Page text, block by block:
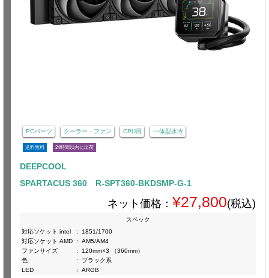
PCパーツ クーラー・ファン CPU用 一体型水冷
送料無料 24時間以内に出荷
DEEPCOOL
SPARTACUS 360 R-SPT360-BKDSMP-G-1
ネット価格： ¥27,800(税込)
スペック
対応ソケット intel
:
1851/1700
対応ソケット AMD :
AM5/AM4
ファンサイズ
:
120mm×3 （360mm）
色
:
ブラック系
LED
: ARGB